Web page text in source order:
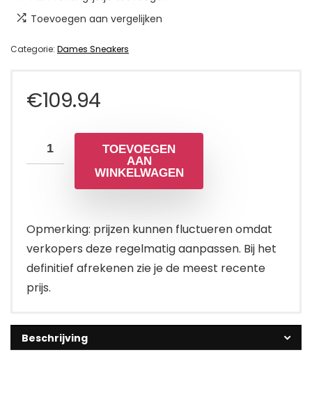
Toevoegen aan vergelijken
Categorie: Dames Sneakers
€109.94
TOEVOEGEN
AAN
WINKELWAGEN
Opmerking: prijzen kunnen fluctueren omdat
verkopers deze regelmatig aanpassen. Bij het
definitief afrekenen zie je de meest recente
prijs.
Beschrijving